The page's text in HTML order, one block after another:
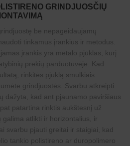
GRINDJUOSČIŲ
be nepageidaujamų
tinkamus įrankius ir metodus.
įrankis yra metalo pjūklas, kurį
prekių parduotuvėje. Kad
rinkitės pjūklą smulkiais
grindjuostės. Svarbu atkreipti
dažyta, kad ant pjaunamo paviršiaus
patartina rinktis aukštesnį už
atlikti ir horizontalius, ir
svarbu pjauti greitai ir staigiai, kad
tankio polistireno ar duropolimero